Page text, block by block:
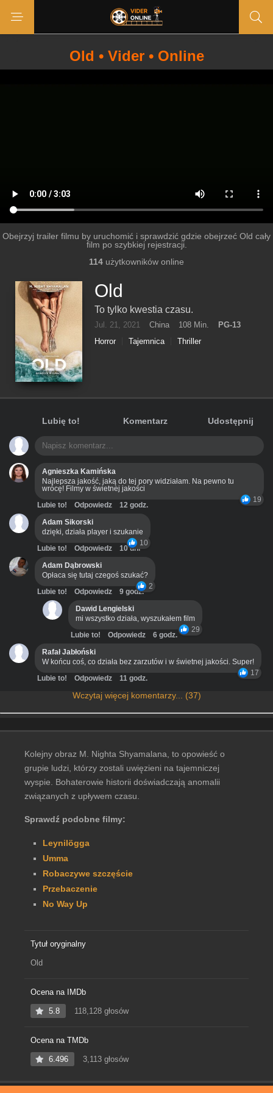
Old • Vider • Online
Obejrzyj trailer filmu by uruchomić i sprawdzić gdzie obejrzeć Old cały
film po szybkiej rejestracji.
114 użytkowników online
Old
To tylko kwestia czasu.
Jul. 21, 2021 China 108 Min.
PG-13
Horror
Tajemnica Thriller
Lubię to! Komentarz Udostępnij
Agnieszka Kamińska
Najlepsza jakość, jaką do tej pory widziałam. Na pewno tu
wrócę! Filmy w świetnej jakości
19
Lubie to! Odpowiedz
12 godz.
Adam Sikorski
dzięki, działa player i szukanie
10
Lubie to! Odpowiedz
10 dni
Adam Dąbrowski
Opłaca się tutaj czegoś szukać?
2
Lubie to! Odpowiedz
9 godz.
Dawid Lengielski
mi wszystko działa, wyszukałem film
29
Lubie to! Odpowiedz
6 godz.
Rafał Jabłoński
W końcu coś, co działa bez zarzutów i w świetnej jakości. Super!
17
Lubie to! Odpowiedz 11 godz.
Wczytaj więcej komentarzy... (37)
Kolejny obraz M. Nighta Shyamalana, to opowieść o
grupie ludzi, którzy zostali uwięzieni na tajemniczej
wyspie. Bohaterowie historii doświadczają anomalii
związanych z upływem czasu.
Sprawdź podobne filmy:
Leynilögga
Umma
Robaczywe szczęście
Przebaczenie
No Way Up
Tytuł oryginalny
Old
Ocena na IMDb
5.8 118,128 głosów
Ocena na TMDb
6.496 3,113 głosów